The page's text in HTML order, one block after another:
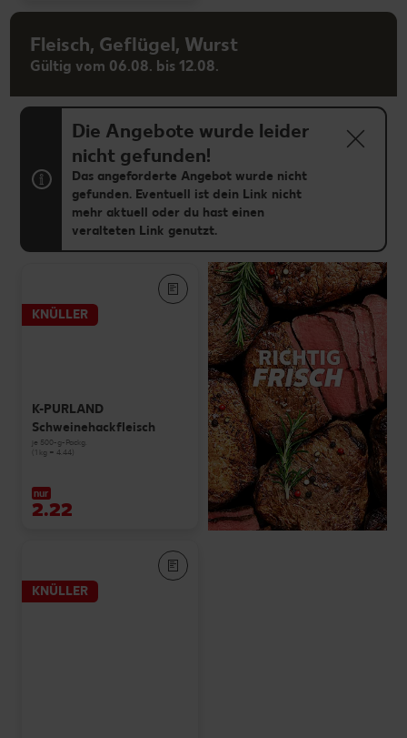
Fleisch, Geflügel, Wurst
Gültig vom 06.08. bis 12.08.
Die Angebote wurde leider
nicht gefunden!
Das angeforderte Angebot wurde nicht
gefunden. Eventuell ist dein Link nicht
mehr aktuell oder du hast einen
veralteten Link genutzt.
KNÜLLER
K-PURLAND
Schweinehackfleisch
je 500-g-Packg.
(1 kg = 4.44)
nur
2.22
KNÜLLER